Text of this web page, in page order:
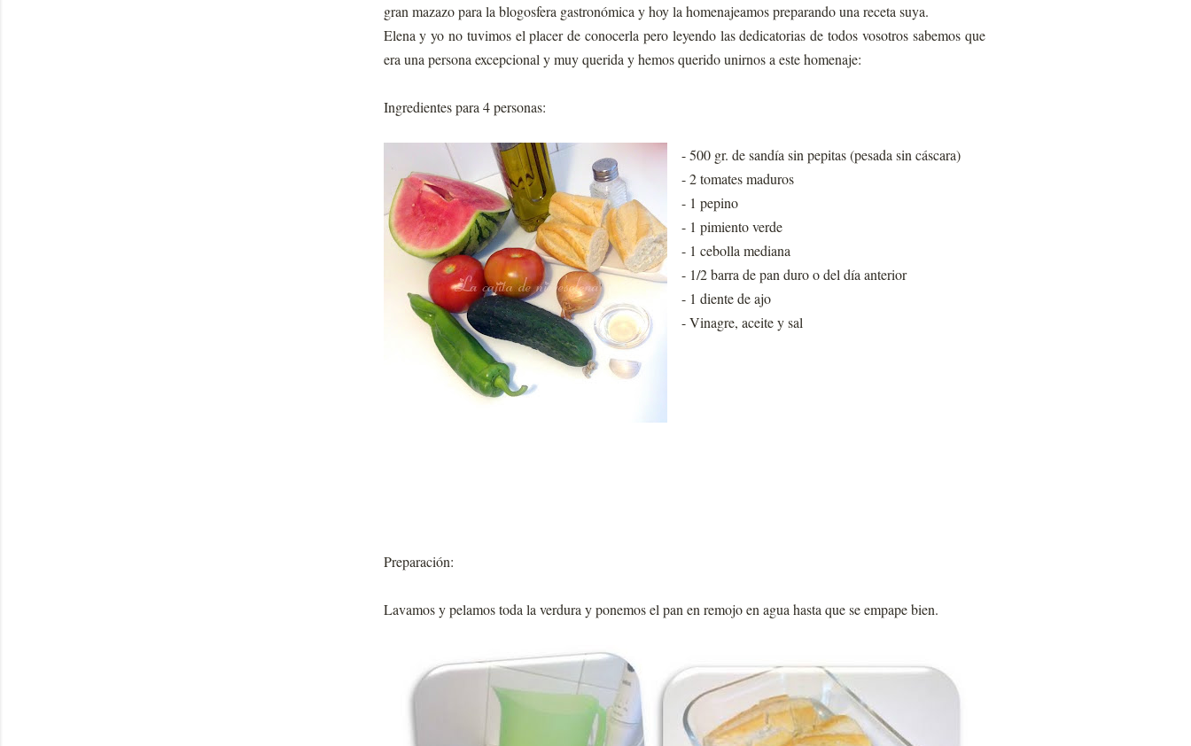
gran mazazo para la blogosfera gastronómica y hoy la homenajeamos preparando una receta suya.
Elena y yo no tuvimos el placer de conocerla pero leyendo las dedicatorias de todos vosotros sabemos que
era una persona excepcional y muy querida y hemos querido unirnos a este homenaje:
Ingredientes para 4 personas:
- 500 gr. de sandía sin pepitas (pesada sin cáscara)
- 2 tomates maduros
- 1 pepino
- 1 pimiento verde
- 1 cebolla mediana
- 1/2 barra de pan duro o del día anterior
- 1 diente de ajo
- Vinagre, aceite y sal
Preparación:
Lavamos y pelamos toda la verdura y ponemos el pan en remojo en agua hasta que se empape bien.